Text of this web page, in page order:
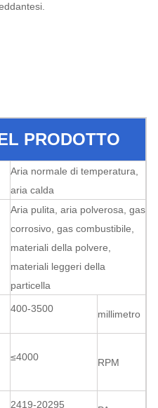
PRODOTTO
Aria normale di temperatura,
aria calda
Aria pulita, aria polverosa, gas
corrosivo, gas combustibile,
materiali della polvere,
materiali leggeri della
particella
400-3500 millimetro
≤4000 RPM
2419-20295